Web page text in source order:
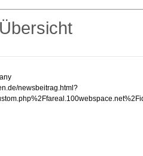
newsbeitrag.html?